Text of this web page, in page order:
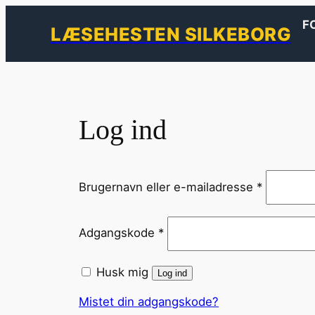
LÆSEHESTEN SILKEBORG
Log ind
Brugernavn eller e-mailadresse *
k
æ
Adgangskode *
r
æ
Husk mig Log ind
Mistet din adgangskode?